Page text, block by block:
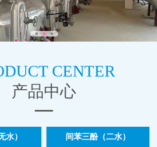
CENTER
产品中心
水） 间苯三酚（二水）